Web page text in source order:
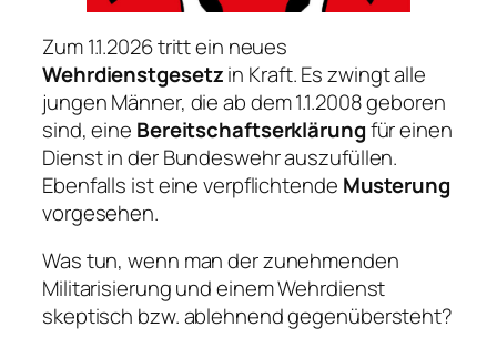
Zum 1.1.2026 tritt ein neues
Wehrdienstgesetzin Kraft. Es zwingt alle
jungen Männer, die ab dem 1.1.2008 geboren
sind, eine Bereitschaftserklärungfür einen
Dienst in der Bundeswehr auszufüllen.
Ebenfalls ist eine verpflichtende Musterung
vorgesehen.
Was tun, wenn man der zunehmenden
Militarisierung und einem Wehrdienst
skeptisch bzw. ablehnend gegenübersteht?